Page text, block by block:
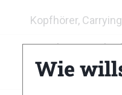
Kopfhörer,
Eingebautes
49,90 Euro
Wie